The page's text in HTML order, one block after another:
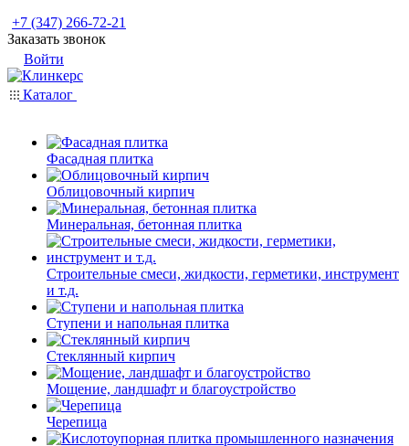
+7 (347) 266-72-21
Заказать звонок
Войти
Каталог
Фасадная плитка
Облицовочный кирпич
Минеральная, бетонная плитка
Строительные смеси, жидкости, герметики, инструмент
и т.д.
Ступени и напольная плитка
Cтеклянный кирпич
Мощение, ландшафт и благоустройство
Черепица